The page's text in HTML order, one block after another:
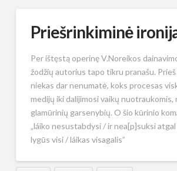
Priešrinkiminė
Per ištęstą operinę V.Noreikos
žodžių autorius tapo tikru pranašu.
niekas dar nenumatė, koks procesas
medijų iki dalijimosi vaikų nuotraukomis,
glamūrinių garsenybių. O šio kūrinio
„láiko nesustabdysi / ir nea[p]suksi
lygūs visi / láikas visagalis”